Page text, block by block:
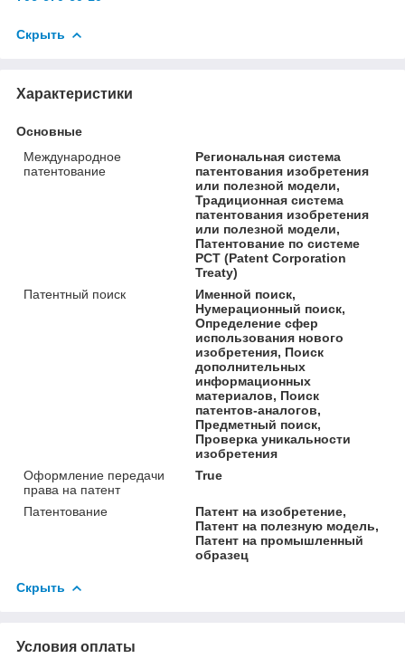
Скрыть
Характеристики
Основные
Международное
патентование
Региональная система
патентования изобретения
или полезной модели,
Традиционная система
патентования изобретения
или полезной модели,
Патентование по системе
РСТ (Patent Corporation
Treaty)
Патентный поиск
Именной поиск,
Нумерационный поиск,
Определение сфер
использования нового
изобретения, Поиск
дополнительных
информационных
материалов, Поиск
патентов-аналогов,
Предметный поиск,
Проверка уникальности
изобретения
Оформление передачи
права на патент
True
Патентование
Патент на изобретение,
Патент на полезную модель,
Патент на промышленный
образец
Скрыть
Условия оплаты